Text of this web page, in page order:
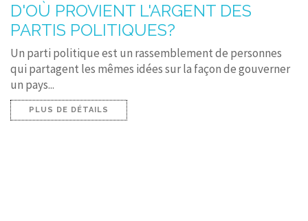
D'OÙ PROVIENT L'ARGENT DES
PARTIS POLITIQUES?
Un parti politique est un rassemblement de personnes
qui partagent les mêmes idées sur la façon de gouverner
un pays...
PLUS DE DÉTAILS